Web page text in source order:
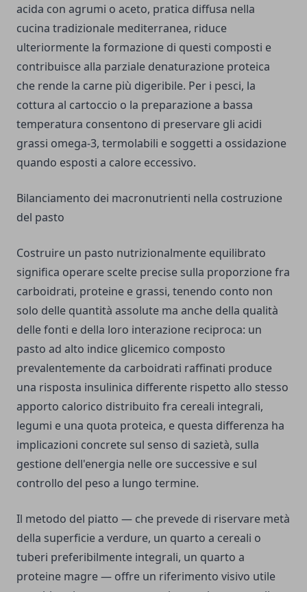
acida con agrumi o aceto, pratica diffusa nella
cucina tradizionale mediterranea, riduce
ulteriormente la formazione di questi composti e
contribuisce alla parziale denaturazione proteica
che rende la carne più digeribile. Per i pesci, la
cottura al cartoccio o la preparazione a bassa
temperatura consentono di preservare gli acidi
grassi omega-3, termolabili e soggetti a ossidazione
quando esposti a calore eccessivo.
Bilanciamento dei macronutrienti nella costruzione
del pasto
Costruire un pasto nutrizionalmente equilibrato
significa operare scelte precise sulla proporzione fra
carboidrati, proteine e grassi, tenendo conto non
solo delle quantità assolute ma anche della qualità
delle fonti e della loro interazione reciproca: un
pasto ad alto indice glicemico composto
prevalentemente da carboidrati raffinati produce
una risposta insulinica differente rispetto allo stesso
apporto calorico distribuito fra cereali integrali,
legumi e una quota proteica, e questa differenza ha
implicazioni concrete sul senso di sazietà, sulla
gestione dell'energia nelle ore successive e sul
controllo del peso a lungo termine.
Il metodo del piatto — che prevede di riservare metà
della superficie a verdure, un quarto a cereali o
tuberi preferibilmente integrali, un quarto a
proteine magre — offre un riferimento visivo utile